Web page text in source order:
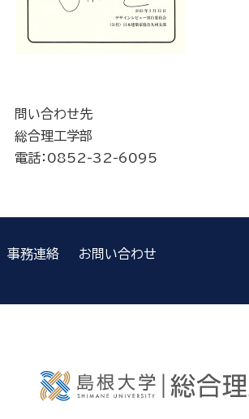
問い合わせ先
総合理工学部
電話：0852-32-6095
事務連絡 お問い合わせ